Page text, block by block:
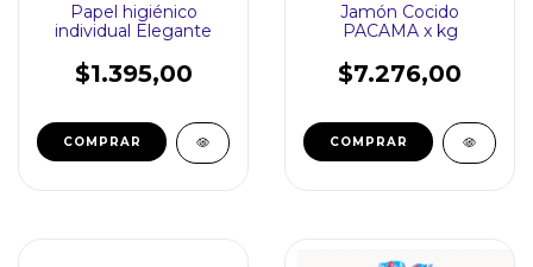
Papel higiénico
individual Elegante
$1.395,00
Jamón Cocido
PACAMA x kg
$7.276,00